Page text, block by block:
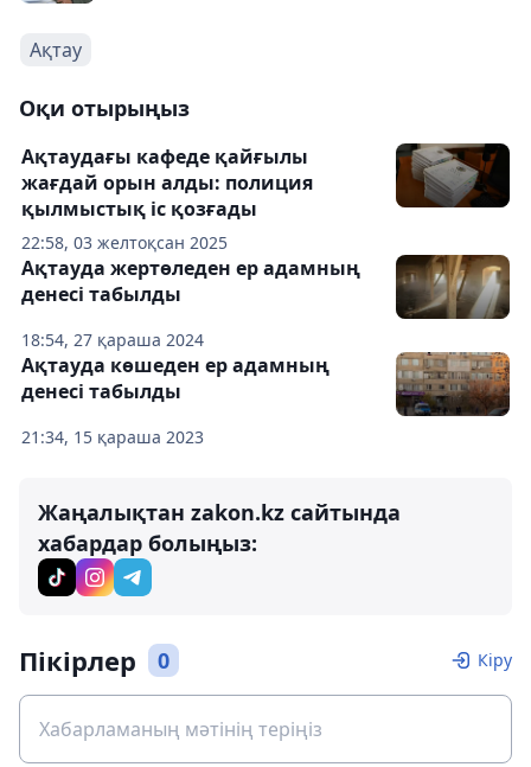
Ақтау
Оқи отырыңыз
22:58, 03 желтоқсан 2025
Ақтаудағы кафеде қайғылы
жағдай орын алды: полиция
қылмыстық іс қозғады
18:54, 27 қараша 2024
Ақтауда жертөледен ер адамның
денесі табылды
21:34, 15 қараша 2023
Ақтауда көшеден ер адамның
денесі табылды
Жаңалықтан zakon.kz сайтында
хабардар болыңыз:
Пікірлер 0 Кіру